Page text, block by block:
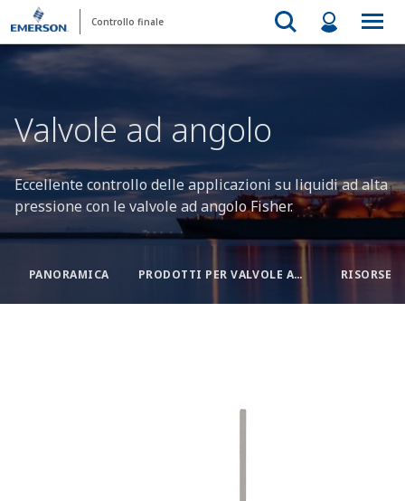
Controllo finale
Valvole ad angolo
Eccellente controllo delle applicazioni su liquidi ad alta
pressione con le valvole ad angolo Fisher.
PANORAMICA PRODOTTI PER VALVOLE AD ANGOLO RISORSE